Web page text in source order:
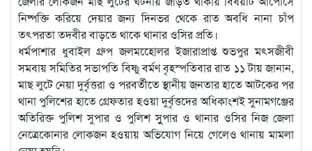
নিষ্পক্তি করিয়ে দেয়ার জন্য দিনভর থেকে রাত অবধি নানা চাঁপ
তৎপরতা তদবীর বাড়তে থাকে থানার ওসির প্রতি।
ধর্মপাশার ধুবাইল গ্রুপ জলমহােেলর ইজারাপ্রাপ্ত শুভপুর মৎসজীবী
সমবায় সমিতির সভাপতি বিষ্ণু বর্মণ বৃহস্পতিবার রাত ১১ টায় জানান,
মাছ লুটে নেয়া দুর্বৃত্তরা ও পরবর্তীতে স্থানীয় জনতার হাতে আটকের পর
থানা পুলিশের হাতে গ্রেফতার হওয়া দুর্বৃত্তদের অধিকাংশই সুনামগঞ্জের
অতিরিক্ত পুলিশ সুপার ও পুলিশ সুুপার ও থানার ওসির নিজ জেলা
নেত্রেকোনার লোকজন হওয়ায় অভিযোগ নিয়ে গেলেও থানায় মামলা